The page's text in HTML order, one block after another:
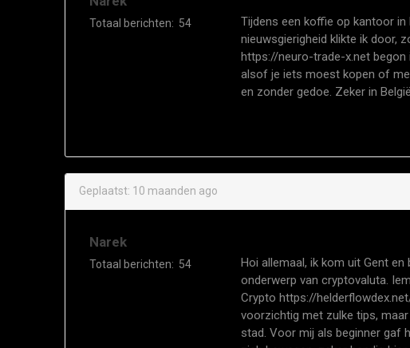
Totaal berichten: 54
Tijdens een koffie op kantoor in
nieuwsgierigheid klikte ik door,
https://neuro-trade-x.netbegon
alsof je iets moest kopen of
en zonder gedoe. Zeker in
Geplaatst: 10 maanden ago
Narek
Totaal berichten: 54
Hoi allemaal, ik kom uit Gent
onderwerp van cryptovaluta.
Crypto https://
voorzichtig met zulke tips,
stad. Voor mij als beginner gaf